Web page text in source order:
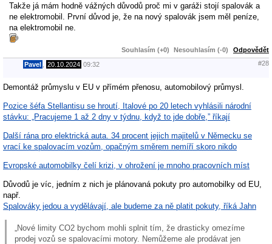
Takže já mám hodně vážných důvodů proč mi v garáži stojí spalovák a
ne elektromobil. První důvod je, že na nový spalovák jsem měl peníze,
na elektromobil ne.
Souhlasím (+0) Nesouhlasím (-0) Odpovědět
Pavel 20.10.2024 09:32 #28
Demontáž průmyslu v EU v přímém přenosu, automobilový průmysl.
Pozice šéfa Stellantisu se hroutí, Italové po 20 letech vyhlásili národní
stávku: „Pracujeme 1 až 2 dny v týdnu, když to jde dobře,” říkají
Další rána pro elektrická auta. 34 procent jejich majitelů v Německu se
vrací ke spalovacím vozům, opačným směrem nemíří skoro nikdo
Evropské automobilky čelí krizi, v ohrožení je mnoho pracovních míst
Důvodů je víc, jedním z nich je plánovaná pokuty pro automobilky od EU,
např.
Spalováky jedou a vydělávají, ale budeme za ně platit pokuty, říká Jahn
„Nové limity CO2 bychom mohli splnit tím, že drasticky omezíme
prodej vozů se spalovacími motory. Nemůžeme ale prodávat jen